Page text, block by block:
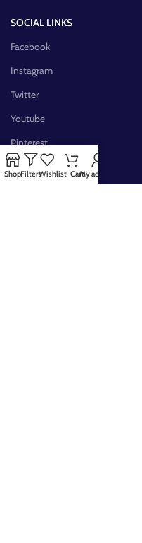
SOCIAL LINKS
Facebook
Instagram
Twitter
Youtube
Pinterest
FB Group
ShopFiltersWishlist CartMy account